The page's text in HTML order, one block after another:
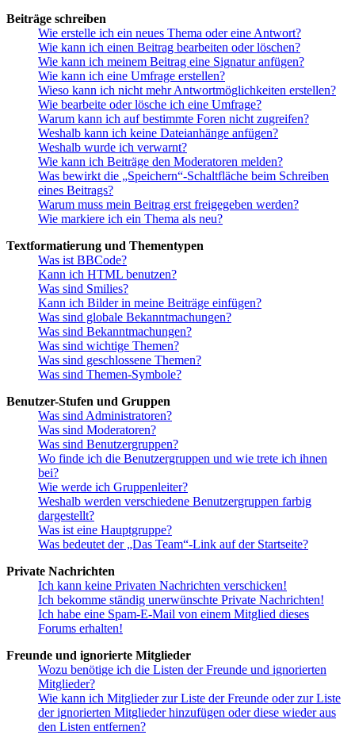
Beiträge schreiben
Wie erstelle ich ein neues Thema oder eine Antwort?
Wie kann ich einen Beitrag bearbeiten oder löschen?
Wie kann ich meinem Beitrag eine Signatur anfügen?
Wie kann ich eine Umfrage erstellen?
Wieso kann ich nicht mehr Antwortmöglichkeiten erstellen?
Wie bearbeite oder lösche ich eine Umfrage?
Warum kann ich auf bestimmte Foren nicht zugreifen?
Weshalb kann ich keine Dateianhänge anfügen?
Weshalb wurde ich verwarnt?
Wie kann ich Beiträge den Moderatoren melden?
Was bewirkt die „Speichern“-Schaltfläche beim Schreiben
eines Beitrags?
Warum muss mein Beitrag erst freigegeben werden?
Wie markiere ich ein Thema als neu?
Textformatierung und Thementypen
Was ist BBCode?
Kann ich HTML benutzen?
Was sind Smilies?
Kann ich Bilder in meine Beiträge einfügen?
Was sind globale Bekanntmachungen?
Was sind Bekanntmachungen?
Was sind wichtige Themen?
Was sind geschlossene Themen?
Was sind Themen-Symbole?
Benutzer-Stufen und Gruppen
Was sind Administratoren?
Was sind Moderatoren?
Was sind Benutzergruppen?
Wo finde ich die Benutzergruppen und wie trete ich ihnen
bei?
Wie werde ich Gruppenleiter?
Weshalb werden verschiedene Benutzergruppen farbig
dargestellt?
Was ist eine Hauptgruppe?
Was bedeutet der „Das Team“-Link auf der Startseite?
Private Nachrichten
Ich kann keine Privaten Nachrichten verschicken!
Ich bekomme ständig unerwünschte Private Nachrichten!
Ich habe eine Spam-E-Mail von einem Mitglied dieses
Forums erhalten!
Freunde und ignorierte Mitglieder
Wozu benötige ich die Listen der Freunde und ignorierten
Mitglieder?
Wie kann ich Mitglieder zur Liste der Freunde oder zur Liste
der ignorierten Mitglieder hinzufügen oder diese wieder aus
den Listen entfernen?